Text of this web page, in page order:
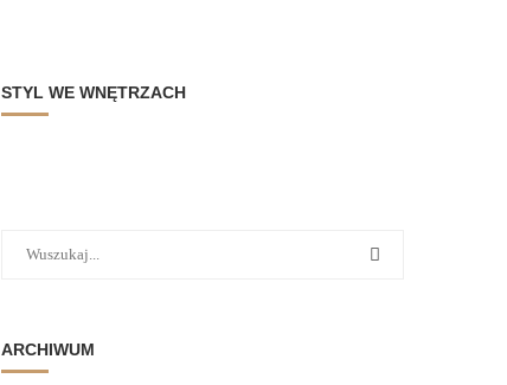
STYL WE WNĘTRZACH
ARCHIWUM